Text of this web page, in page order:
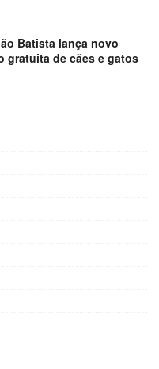
Batista lança novo
gratuita de cães e gatos